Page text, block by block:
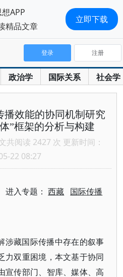
政治学 国际关系 社会学
登录 注册
播效能的协同机制研究
”框架的分析与构建
共阅读 2427 次 更新时间：
22 08:27
进入专题：西藏 国际传播
涉藏国际传播中存在的叙事
力双重困境，本文基于协同
宣传部门、智库、媒体、高
APP
精品文章
立即下载